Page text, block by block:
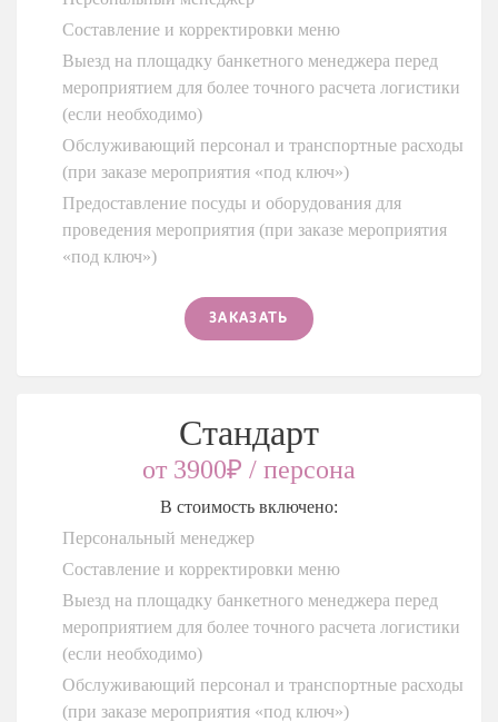
Составление и корректировки меню
Выезд на площадку банкетного менеджера перед
мероприятием для более точного расчета логистики
(если необходимо)
Обслуживающий персонал и транспортные расходы
(при заказе мероприятия «под ключ»)
Предоставление посуды и оборудования для
проведения мероприятия (при заказе мероприятия
«под ключ»)
ЗАКАЗАТЬ
Стандарт
от 3900₽ / персона
В стоимость включено:
Персональный менеджер
Составление и корректировки меню
Выезд на площадку банкетного менеджера перед
мероприятием для более точного расчета логистики
(если необходимо)
Обслуживающий персонал и транспортные расходы
(при заказе мероприятия «под ключ»)